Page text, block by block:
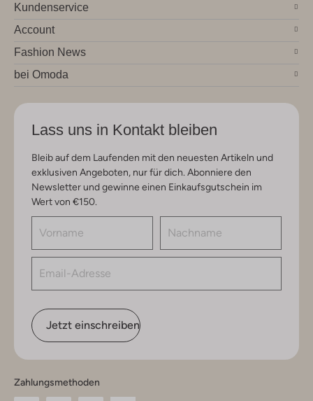
Kundenservice
Account
Fashion News
bei Omoda
Lass uns in Kontakt bleiben
Bleib auf dem Laufenden mit den neuesten Artikeln und
exklusiven Angeboten, nur für dich. Abonniere den
Newsletter und gewinne einen Einkaufsgutschein im
Wert von €150.
Jetzt einschreiben
Zahlungsmethoden